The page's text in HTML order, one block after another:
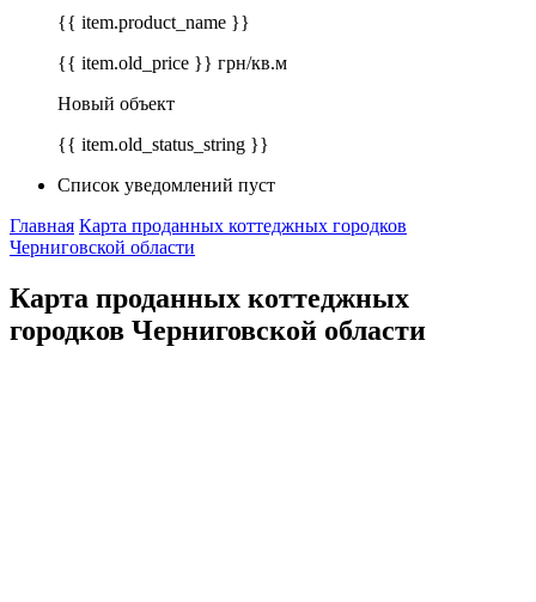
{{ item.product_name }}
{{ item.old_price }} грн/кв.м
Новый объект
{{ item.old_status_string }}
Список уведомлений пуст
Главная Карта проданных коттеджных городков
Черниговской области
Карта проданных коттеджных
городков Черниговской области